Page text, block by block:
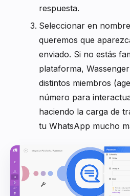
respuesta.
Seleccionar en
queremos que
enviado. Si no estás
plataforma,
distintos miembros
número para
haciendo la carga de
tu WhatsApp mucho